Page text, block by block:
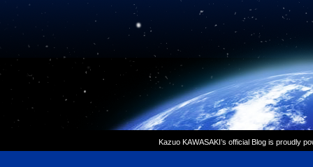
Kazuo KAWASAKI’s official Blog is proudly